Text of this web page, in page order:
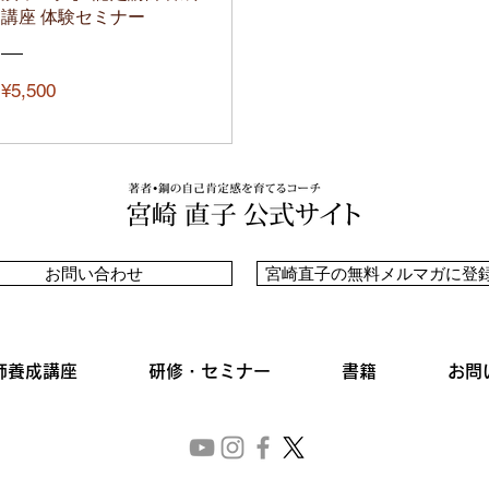
講座 体験セミナー
¥5,500価
お問い合わせ 宮崎直子の無料メルマガに登
養成講座 研修・セミナー 書籍 お問